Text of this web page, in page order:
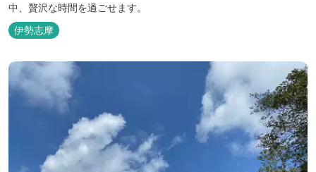
中、贅沢な時間を過ごせます。
伊勢志摩